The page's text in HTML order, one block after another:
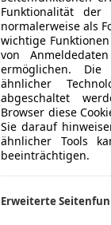
Funktionalität der
normalerweise als
wichtige
von
ermöglichen. Die
ähnlicher
abgeschaltet
Browser diese
Sie darauf
ähnlicher Tools
beeinträchtigen.
Erweiterte